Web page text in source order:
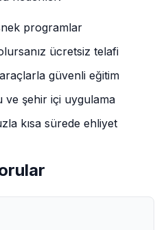
programlar
ücretsiz telafi
güvenli eğitim
şehir içi uygulama
kısa sürede ehliyet